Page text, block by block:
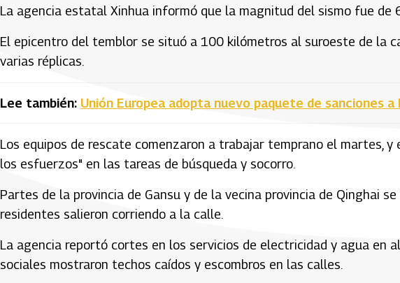
La agencia estatal Xinhua informó que la magnitud del sismo fue de
El epicentro del temblor se situó a 100 kilómetros al suroeste de la
varias réplicas.
Lee también: Unión Europea adopta nuevo paquete de sanciones a
Los equipos de rescate comenzaron a trabajar temprano el martes,
los esfuerzos" en las tareas de búsqueda y socorro.
Partes de la provincia de Gansu y de la vecina provincia de Qinghai
residentes salieron corriendo a la calle.
La agencia reportó cortes en los servicios de electricidad y agua en
sociales mostraron techos caídos y escombros en las calles.